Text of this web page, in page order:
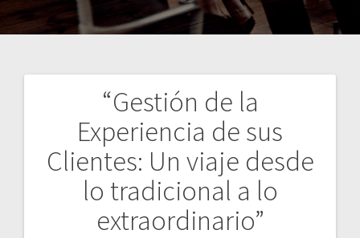
“Gestión de la
Experiencia de sus
Clientes: Un viaje desde
lo tradicional a lo
extraordinario”
Navegación
entradas